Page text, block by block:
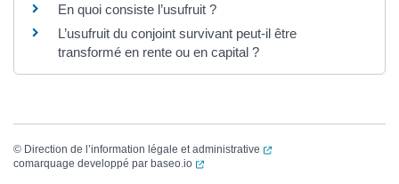
En quoi consiste l’usufruit ?
L’usufruit du conjoint survivant peut-il être
transformé en rente ou en capital ?
© Direction de l’information légale et administrative
(ouverture dans un
comarquage developpé par baseo.io (ouverture dans un nouvel onglet)